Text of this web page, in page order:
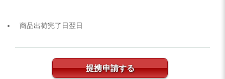
商品出荷完了日翌日
提携申請する